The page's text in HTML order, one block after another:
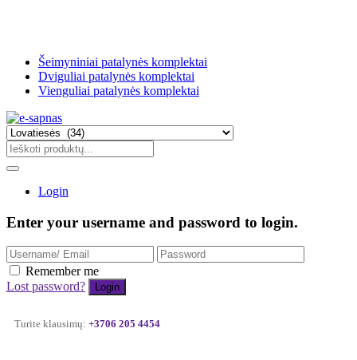
Šeimyniniai patalynės komplektai
Dviguliai patalynės komplektai
Vienguliai patalynės komplektai
Login
Enter your username and password to login.
Remember me
Lost password?
Turite klausimų: +3706 205 4454